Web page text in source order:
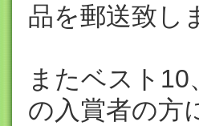
品を郵送致し
またベスト10
の入賞者の方